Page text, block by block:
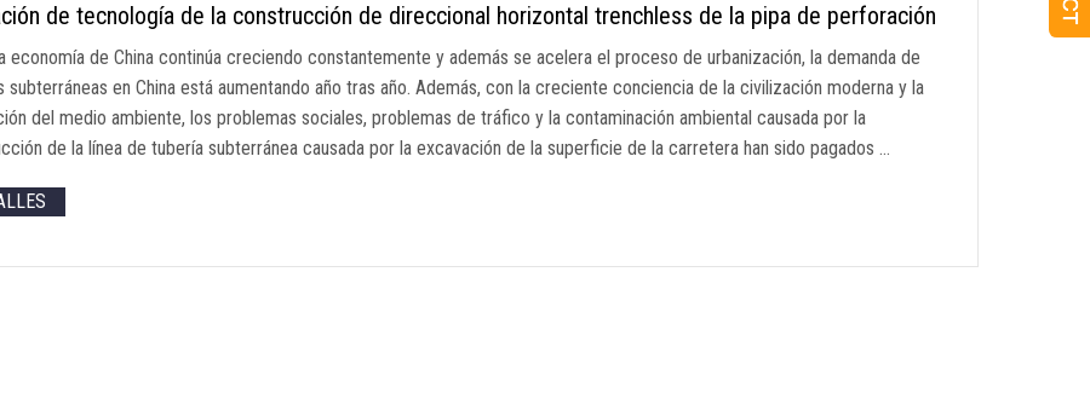
de tecnología de la construcción de direccional horizontal trenchless de la pipa de perforación
economía de China continúa creciendo constantemente y además se acelera el proceso de urbanización, la demanda de
subterráneas en China está aumentando año tras año. Además, con la creciente conciencia de la civilización moderna y la
del medio ambiente, los problemas sociales, problemas de tráfico y la contaminación ambiental causada por la
de la línea de tubería subterránea causada por la excavación de la superficie de la carretera han sido pagados …